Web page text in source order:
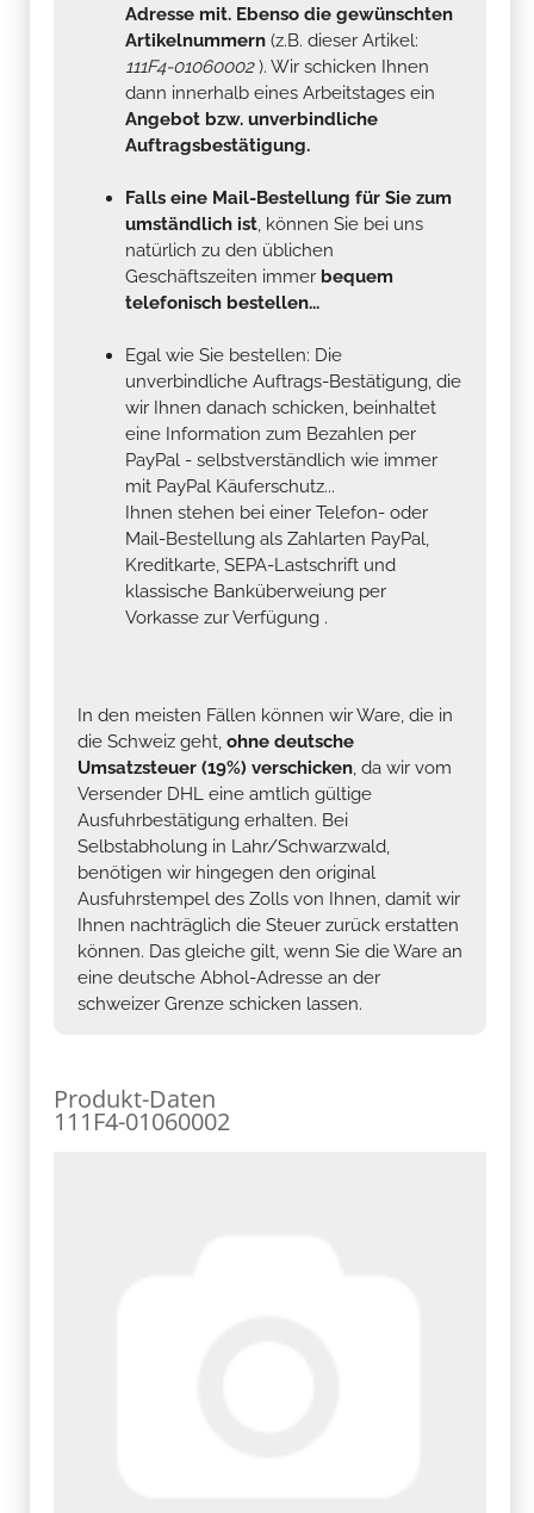
Adresse mit. Ebenso die gewünschten
Artikelnummern (z.B. dieser Artikel:
111F4-01060002). Wir schicken Ihnen
dann innerhalb eines Arbeitstages ein
Angebot bzw. unverbindliche
Auftragsbestätigung.
Falls eine Mail-Bestellung für Sie zum
umständlich ist, können Sie bei uns
natürlich zu den üblichen
Geschäftszeiten immer bequem
telefonisch bestellen...
Egal wie Sie bestellen: Die
unverbindliche Auftrags-Bestätigung, die
wir Ihnen danach schicken, beinhaltet
eine Information zum Bezahlen per
PayPal - selbstverständlich wie immer
mit PayPal Käuferschutz...
Ihnen stehen bei einer Telefon- oder
Mail-Bestellung als Zahlarten PayPal,
Kreditkarte, SEPA-Lastschrift und
klassische Banküberweiung per
Vorkasse zur Verfügung .
In den meisten Fällen können wir Ware, die in
die Schweiz geht, ohne deutsche
Umsatzsteuer (19%) verschicken, da wir vom
Versender DHL eine amtlich gültige
Ausfuhrbestätigung erhalten. Bei
Selbstabholung in Lahr/Schwarzwald,
benötigen wir hingegen den original
Ausfuhrstempel des Zolls von Ihnen, damit wir
Ihnen nachträglich die Steuer zurück erstatten
können. Das gleiche gilt, wenn Sie die Ware an
eine deutsche Abhol-Adresse an der
schweizer Grenze schicken lassen.
Produkt-Daten
111F4-01060002